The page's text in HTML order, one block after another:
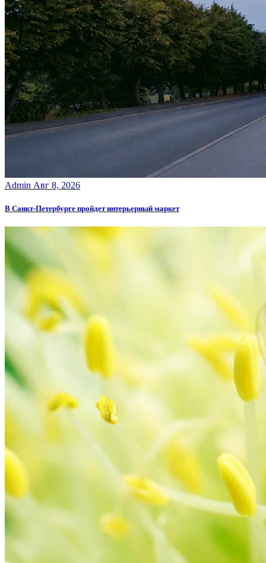
Admin Авг 8, 2026
В Санкт-Петербурге пройдет интерьерный маркет